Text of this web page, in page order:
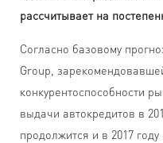
рассчитывает на
Согласно базовому
Group,
конкурентоспособности
выдачи автокредитов в
продолжится и в 2017